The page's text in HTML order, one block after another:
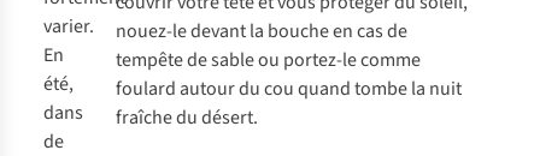
varier.
En
été,
dans
de
nouez-le devant la bouche en cas de
tempête de sable ou portez-le comme
foulard autour du cou quand tombe la nuit
fraîche du désert.